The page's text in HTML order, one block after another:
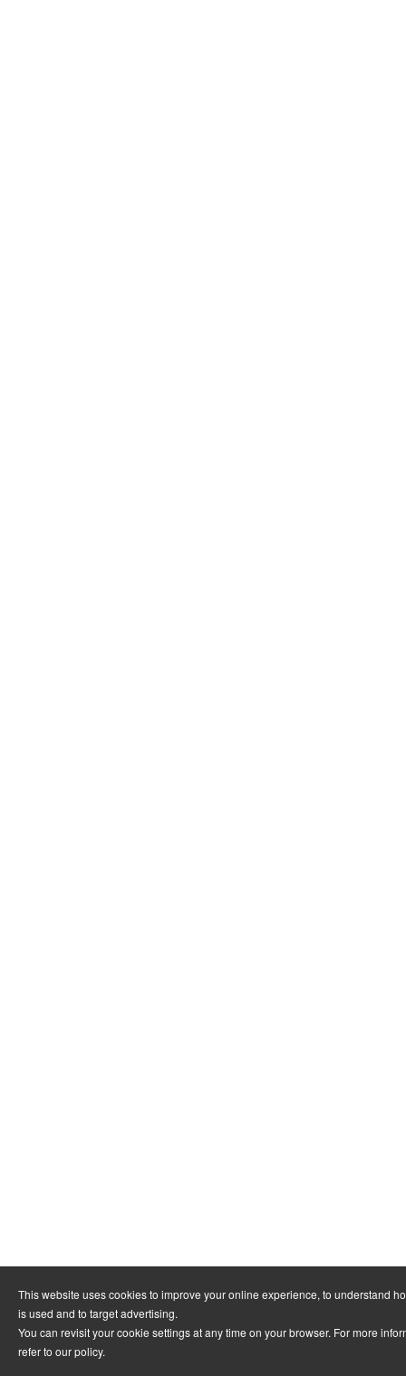
This website uses cookies to improve your online experience, to understand
is used and to target advertising.
You can revisit your cookie settings at any time on your browser. For more
refer to our policy.